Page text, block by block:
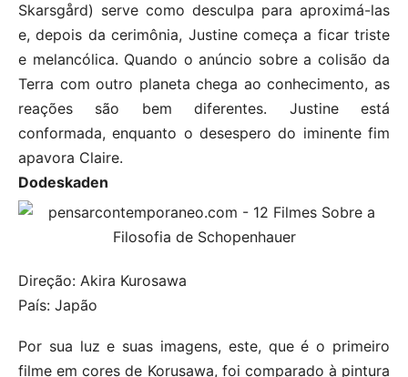
Skarsgård) serve como desculpa para aproximá-las
e, depois da cerimônia, Justine começa a ficar triste
e melancólica. Quando o anúncio sobre a colisão da
Terra com outro planeta chega ao conhecimento, as
reações são bem diferentes. Justine está
conformada, enquanto o desespero do iminente fim
apavora Claire.
Dodeskaden
Direção: Akira Kurosawa
País: Japão
Por sua luz e suas imagens, este, que é o primeiro
filme em cores de Korusawa, foi comparado à pintura